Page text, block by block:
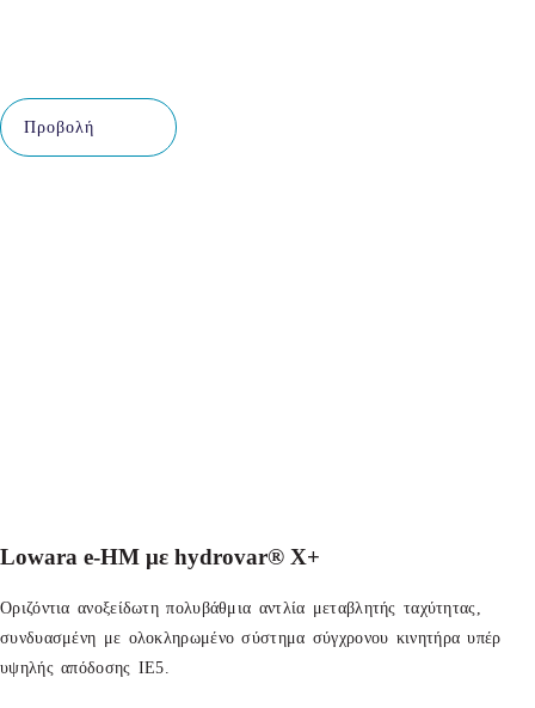
Προβολή
Lowara e-ΗΜ με hydrovar® X+
Οριζόντια ανοξείδωτη πολυβάθμια αντλία μεταβλητής ταχύτητας,
συνδυασμένη με ολοκληρωμένο σύστημα σύγχρονου κινητήρα υπέρ
υψηλής απόδοσης ΙΕ5.